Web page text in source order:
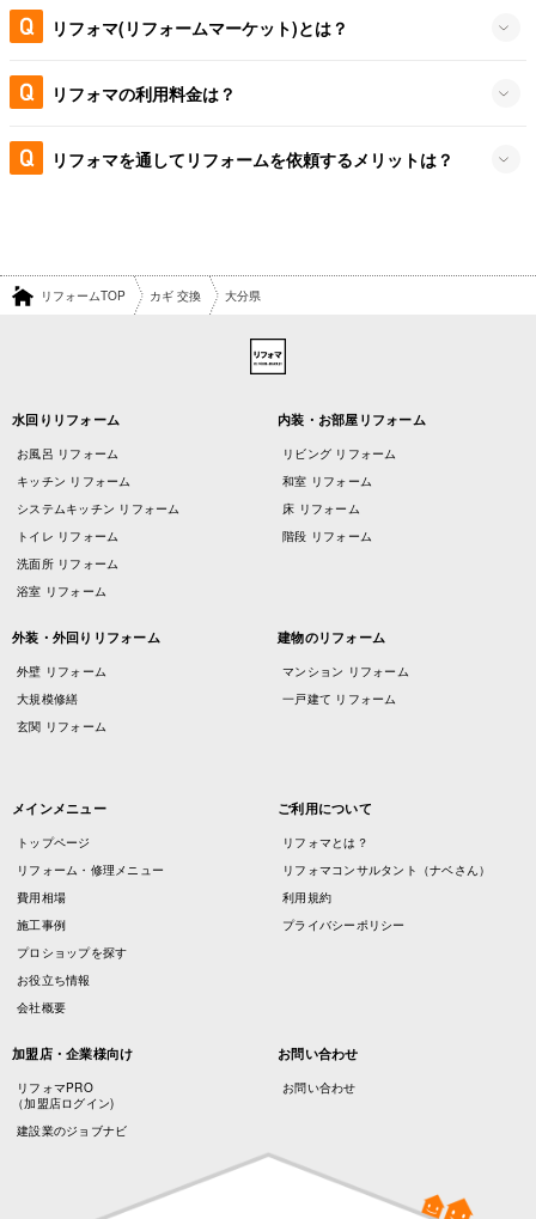
リフォマ(リフォームマーケット)とは？
リフォマの利用料金は？
リフォマを通してリフォームを依頼するメリットは？
リフォームTOP カギ 交換 大分県
水回りリフォーム
お風呂 リフォーム
キッチン リフォーム
システムキッチン リフォーム
トイレ リフォーム
洗面所 リフォーム
浴室 リフォーム
内装・お部屋リフォーム
リビング リフォーム
和室 リフォーム
床 リフォーム
階段 リフォーム
外装・外回りリフォーム
外壁 リフォーム
大規模修繕
玄関 リフォーム
建物のリフォーム
マンション リフォーム
一戸建て リフォーム
メインメニュー
トップページ
リフォーム・修理メニュー
費用相場
施工事例
プロショップを探す
お役立ち情報
会社概要
ご利用について
リフォマとは？
リフォマコンサルタント（ナベさん）
利用規約
プライバシーポリシー
加盟店・企業様向け
リフォマPRO
（加盟店ログイン)
建設業のジョブナビ
お問い合わせ
お問い合わせ